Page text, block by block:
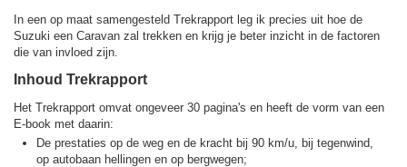
In een op maat samengesteld Trekrapport leg ik precies uit hoe de
Suzuki een Caravan zal trekken en krijg je beter inzicht in de factoren
die van invloed zijn.
Inhoud Trekrapport
Het Trekrapport omvat ongeveer 30 pagina's en heeft de vorm van een
E-book met daarin:
De prestaties op de weg en de kracht bij 90 km/u, bij tegenwind,
op autobaan hellingen en op bergwegen;